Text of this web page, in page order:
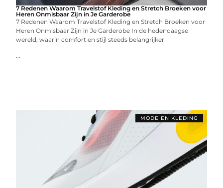
7 Redenen Waarom Travelstof Kleding en Stretch Broeken voor
Heren Onmisbaar Zijn in Je Garderobe
7 Redenen Waarom Travelstof Kleding en Stretch Broeken voor
Heren Onmisbaar Zijn in Je Garderobe In de hedendaagse
wereld, waarin comfort en stijl steeds belangrijker
...
MODE EN KLEDING